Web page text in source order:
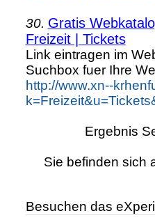
30. Gratis
Freizeit | Tickets
Link eintragen im
Suchbox fuer Ihre
http://www.xn--
Ergebnis
Sie befinden sich
Besuchen das